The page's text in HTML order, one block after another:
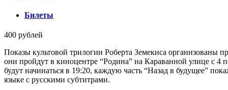
Билеты
400 рублей
Показы культовой трилогии Роберта Земекиса организованы
они пройдут в киноцентре “Родина” на Караванной улице с 4
будут начинаться в 19:20, каждую часть “Назад в будущее”
языке с русскими субтитрами.